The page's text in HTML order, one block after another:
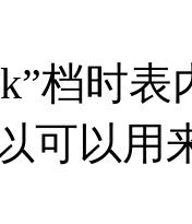
档时
可以用